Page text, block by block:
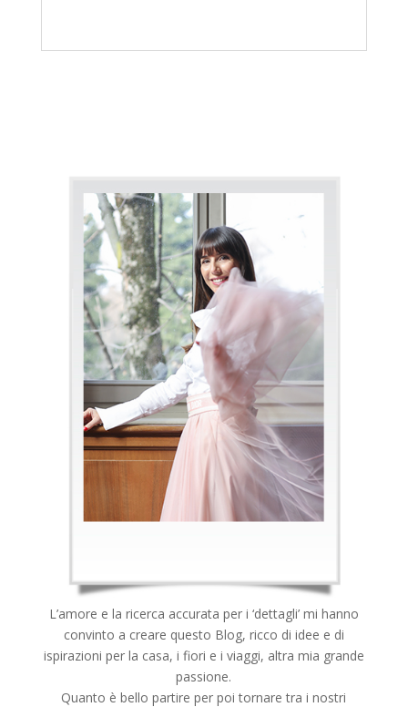
L’amore e la ricerca accurata per i ‘dettagli’ mi hanno
convinto a creare questo Blog, ricco di idee e di
ispirazioni per la casa, i fiori e i viaggi, altra mia grande
passione.
Quanto è bello partire per poi tornare tra i nostri